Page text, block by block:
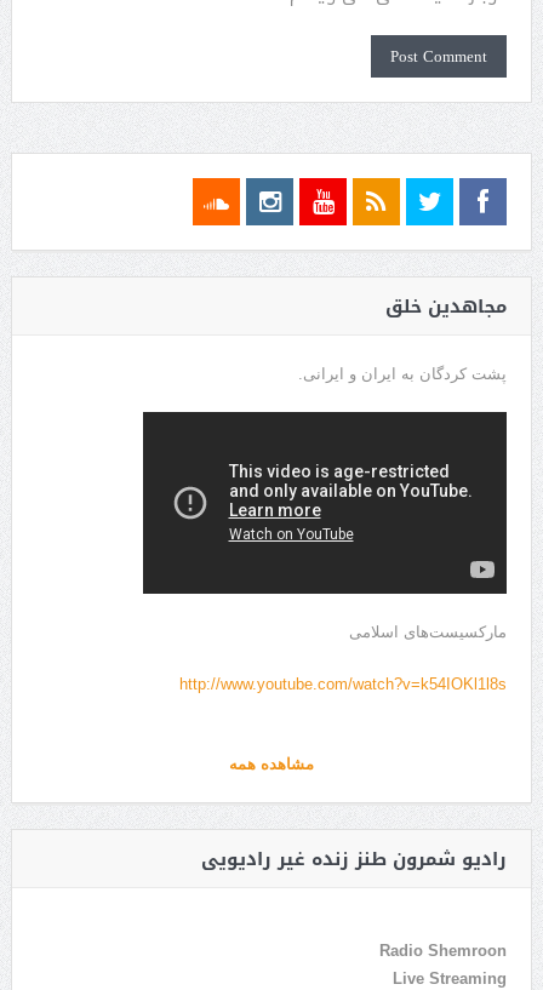
مجاهدین خلق
پشت کردگان به ایران و ایرانی.
مارکسیست‌های اسلامی
http://www.youtube.com/watch?v=k54IOKl1l8s
مشاهده همه
رادیو شمرون طنز زنده غیر رادیویی
Radio Shemroon
Live Streaming